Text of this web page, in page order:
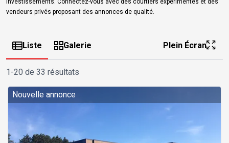
vendeurs privés proposant des annonces de qualité.
Liste Galerie Plein Écran
1-20 de 33 résultats
Nouvelle annonce